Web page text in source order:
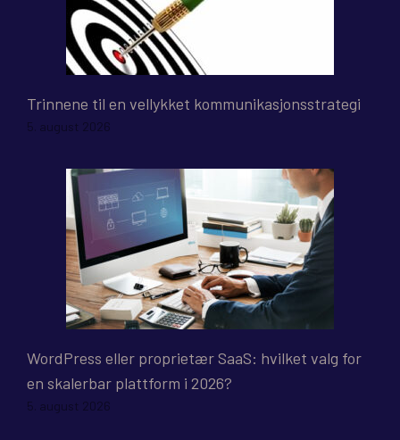
Trinnene til en vellykket kommunikasjonsstrategi
5. august 2026
WordPress eller proprietær SaaS: hvilket valg for
en skalerbar plattform i 2026?
5. august 2026